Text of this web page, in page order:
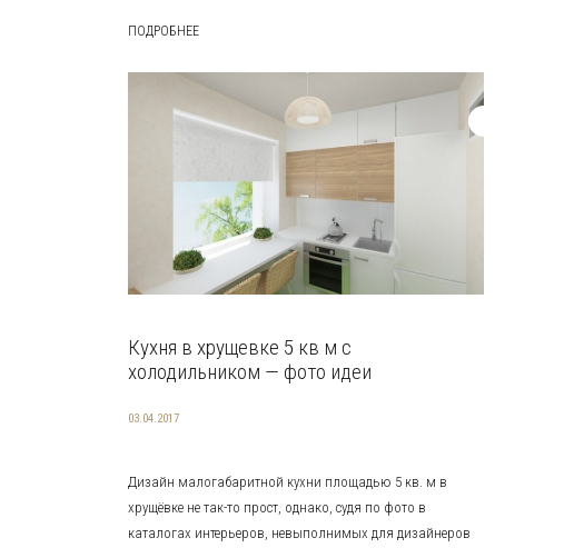
ПОДРОБНЕЕ
Кухня в хрущевке 5 кв м с
холодильником — фото идеи
03.04.2017
Дизайн малогабаритной кухни площадью 5 кв. м в
хрущёвке не так-то прост, однако, судя по фото в
каталогах интерьеров, невыполнимых для дизайнеров